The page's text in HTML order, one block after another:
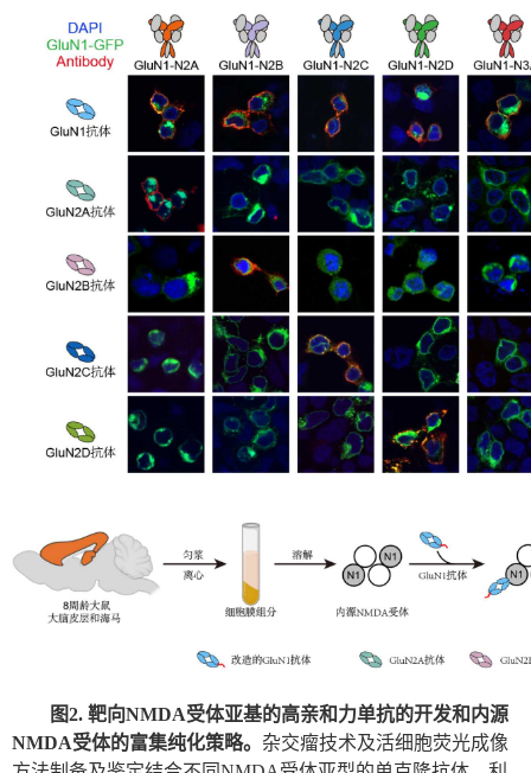
图2. 靶向NMDA受体亚基的高亲和力单抗的开发和内源
NMDA受体的富集纯化策略。 杂交瘤技术及活细胞荧光成像